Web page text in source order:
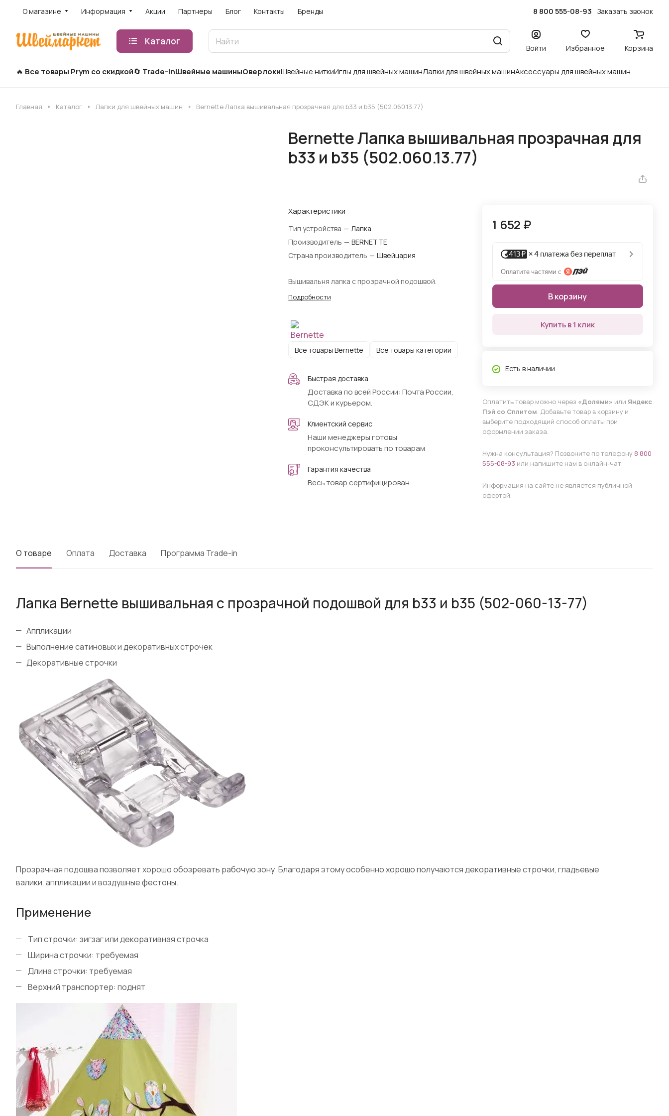
О магазине Информация Акции Партнеры Блог Контакты Бренды 8 800 555-08-93 Заказать звонок
Каталог
Войти Избранное Корзина
Все товары Prym со скидкой Trade-inШвейные машиныОверлокиШвейные ниткиИглы для швейных машинЛапки для швейных машинАксессуары для швейных машин
Главная Каталог Лапки для швейных машин Bernette Лапка вышивальная прозрачная для b33 и b35 (502.060.13.77)
Bernette Лапка вышивальная прозрачная для
b33 и b35 (502.060.13.77)
Характеристики
Тип устройства — Лапка
Производитель — BERNETTE
Страна производитель — Швейцария
Вышивальня лапка с прозрачной подошвой.
Подробности
Все товары Bernette Все товары категории
Быстрая доставка
Доставка по всей России: Почта России,
СДЭК и курьером.
Клиентский сервис
Наши менеджеры готовы
проконсультировать по товарам
Гарантия качества
Весь товар сертифицирован
1 652 ₽
В корзину
Купить в 1 клик
Есть в наличии
Оплатить товар можно через «Долями» или Яндекс
Пэй со Сплитом. Добавьте товар в корзину и
выберите подходящий способ оплаты при
оформлении заказа.
Нужна консультация? Позвоните по телефону 8 800
555-08-93 или напишите нам в онлайн-чат.
Информация на сайте не является публичной
офертой.
О товаре Оплата Доставка Программа Trade-in
Лапка Bernette вышивальная с прозрачной подошвой для b33 и b35 (502-060-13-77)
Аппликации
Выполнение сатиновых и декоративных строчек
Декоративные строчки
Прозрачная подошва позволяет хорошо обозревать рабочую зону. Благодаря этому особенно хорошо получаются декоративные строчки, гладьевые
валики, аппликации и воздушные фестоны.
Применение
Тип строчки: зигзаг или декоративная строчка
Ширина строчки: требуемая
Длина строчки: требуемая
Верхний транспортер: поднят